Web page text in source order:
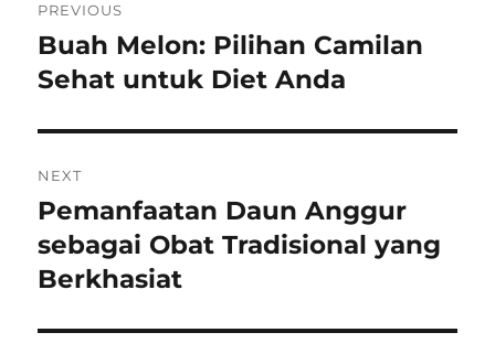
navigation
PREVIOUS
Previous
post:
Buah Melon: Pilihan Camilan
Sehat untuk Diet Anda
NEXT
Next
post:
Pemanfaatan Daun Anggur
sebagai Obat Tradisional yang
Berkhasiat